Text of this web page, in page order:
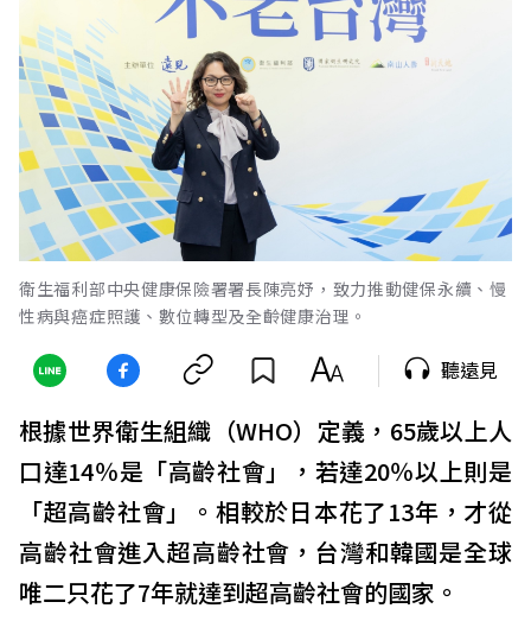
衛生福利部中央健康保險署署長陳亮妤，致力推動健保永續、慢
性病與癌症照護、數位轉型及全齡健康治理。
聽遠見
根據世界衛生組織（WHO）定義，65歲以上人
口達14％是「高齡社會」，若達20％以上則是
「超高齡社會」。相較於日本花了13年，才從
高齡社會進入超高齡社會，台灣和韓國是全球
唯二只花了7年就達到超高齡社會的國家。